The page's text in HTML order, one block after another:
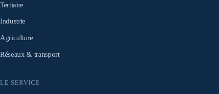
Tertiaire
Industrie
Agriculture
Réseaux & transport
LE SERVICE